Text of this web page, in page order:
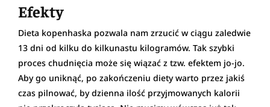
Efekty
Dieta kopenhaska pozwala nam zrzucić w ciągu zaledwie
13 dni od kilku do kilkunastu kilogramów. Tak szybki
proces chudnięcia może się wiązać z tzw. efektem jo-jo.
Aby go uniknąć, po zakończeniu diety warto przez jakiś
czas pilnować, by dzienna ilość przyjmowanych kalorii